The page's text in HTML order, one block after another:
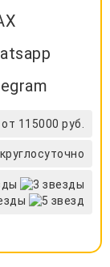
от 115000 руб.
круглосуточно